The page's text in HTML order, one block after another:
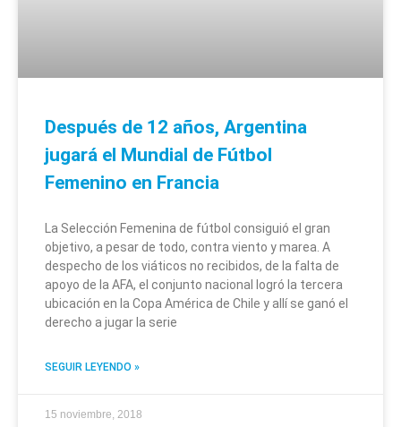
Después de 12 años, Argentina
jugará el Mundial de Fútbol
Femenino en Francia
La Selección Femenina de fútbol consiguió el gran
objetivo, a pesar de todo, contra viento y marea. A
despecho de los viáticos no recibidos, de la falta de
apoyo de la AFA, el conjunto nacional logró la tercera
ubicación en la Copa América de Chile y allí se ganó el
derecho a jugar la serie
SEGUIR LEYENDO »
15 noviembre, 2018